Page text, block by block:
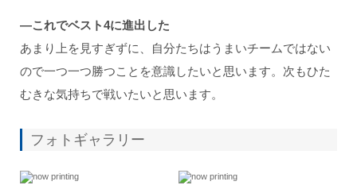
―これでベスト4に進出した
あまり上を見すぎずに、自分たちはうまいチームではない
ので一つ一つ勝つことを意識したいと思います。次もひた
むきな気持ちで戦いたいと思います。
フォトギャラリー